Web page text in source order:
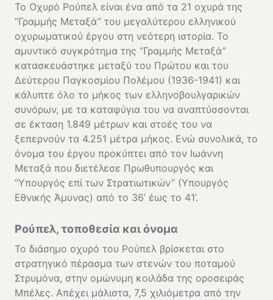
Το Οχυρό Ρούπελ είναι ένα από τα 21 οχυρά της
“Γραμμής Μεταξά” του μεγαλύτερου ελληνικού
οχυρωματικού έργου στη νεότερη ιστορία. Το
αμυντικό συγκρότημα της “Γραμμής Μεταξά”
κατασκευάστηκε μεταξύ του Πρώτου και του
Δεύτερου Παγκοσμίου Πολέμου (1936-1941) και
κάλυπτε όλο το μήκος των ελληνοβουλγαρικών
συνόρων, με τα καταφύγια του να αναπτύσσονται
σε έκταση 1.849 μέτρων και στοές του να
ξεπερνούν τα 4.251 μέτρα μήκος. Ενώ συνολικά, το
όνομα του έργου προκύπτει από τον Ιωάννη
Μεταξά που διετέλεσε Πρωθυπουργός και
“Υπουργός επί των Στρατιωτικών” (Υπουργός
Εθνικής Άμυνας) από το 36’ έως το 41’.
Ρούπελ, τοποθεσία και όνομα
Το διάσημο οχυρό του Ρούπελ βρίσκεται στο
στρατηγικό πέρασμα των στενών του ποταμού
Στρυμόνα, στην ομώνυμη κοιλάδα της οροσειράς
Μπέλες. Απέχει μάλιστα, 7,5 χιλιόμετρα από την